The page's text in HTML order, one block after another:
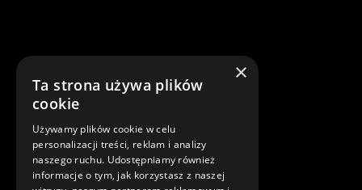
×
Ta strona używa plików
cookie
Używamy plików cookie w celu
personalizacji treści, reklam i analizy
naszego ruchu. Udostępniamy również
informacje o tym, jak korzystasz z naszej